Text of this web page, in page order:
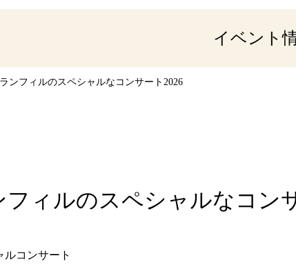
大ホール イベントホール
イベント
ンフィルのスペシャルなコンサート2026
ィルのスペシャルなコン
コンサート